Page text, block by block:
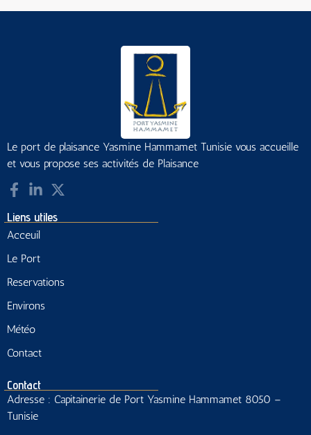
Le port de plaisance Yasmine Hammamet Tunisie vous accueille
et vous propose ses activités de Plaisance
Liens utiles
Acceuil
Le Port
Reservations
Environs
Météo
Contact
Contact
Adresse : Capitainerie de Port Yasmine Hammamet 8050 –
Tunisie